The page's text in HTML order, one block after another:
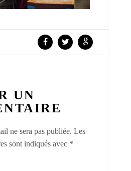
UN
ne sera pas publiée. Les
sont indiqués avec *